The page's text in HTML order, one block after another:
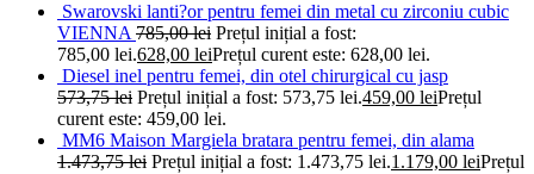
Swarovski lanti?or pentru femei din metal cu zirconiu cubic
VIENNA 785,00lei Prețul inițial a fost:
785,00 lei.628,00 leiPrețul curent este: 628,00 lei.
Diesel inel pentru femei, din otel chirurgical cu jasp
573,75lei Prețul inițial a fost: 573,75 lei.459,00 leiPrețul
curent este: 459,00 lei.
MM6 Maison Margiela bratara pentru femei, din alama
1.473,75lei Prețul inițial a fost: 1.473,75 lei.1.179,00 leiPrețul